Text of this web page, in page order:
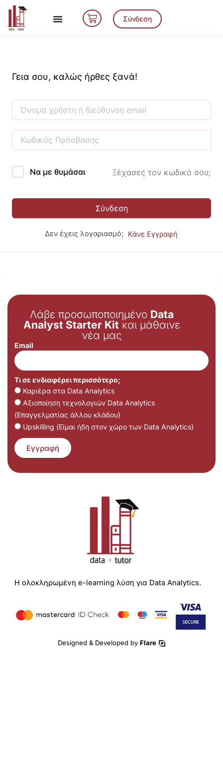
Μετάβαση
περιεχόμενο
Cart Σύνδεση
Γεια σου, καλώς ήρθες ξανά!
Να με θυμάσαι Ξέχασες τον κωδικό σου;
Σύνδεση
Δεν έχεις λογαριασμό; Κάνε Εγγραφή
Λάβε προσωποποιημένο Data
Analyst Starter Kit και μάθαινε
νέα μας
Email
Τι σε ενδιαφέρει περισσότερο;
Καριέρα στα Data Analytics
Αξιοποίηση τεχνολογιών Data Analytics
(Επαγγελματίας άλλου κλάδου)
Upskilling (Είμαι ήδη στον χώρο των Data Analytics)
Εγγραφή
Η ολοκληρωμένη e-learning λύση για Data Analytics.
Designed & Developed by Flare